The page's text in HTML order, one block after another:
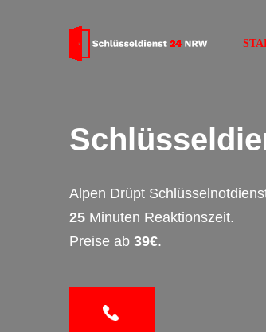
Alpen Drüpt
25 Minuten Reaktionszeit.
Preise ab 39€.